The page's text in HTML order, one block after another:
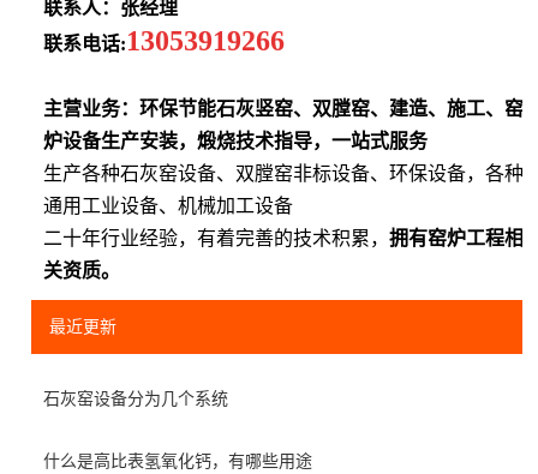
联系人：张经理
联系电话:13053919266
主营业务：环保节能石灰竖窑、双膛窑、建造、施工、窑
炉设备生产安装，煅烧技术指导，一站式服务
生产各种石灰窑设备、双膛窑非标设备、环保设备，各种
通用工业设备、机械加工设备
二十年行业经验，有着完善的技术积累，拥有窑炉工程相
关资质。
最近更新
石灰窑设备分为几个系统
什么是高比表氢氧化钙，有哪些用途